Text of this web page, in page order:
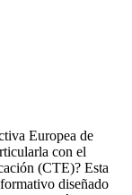
Europea de
con el
(CTE)? Esta
diseñado